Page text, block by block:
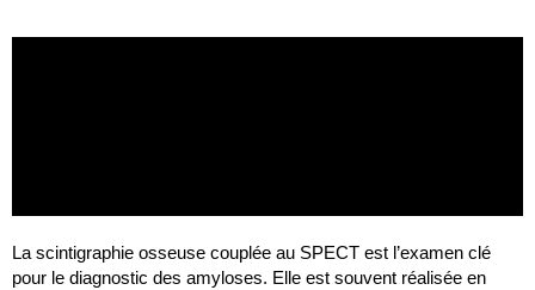
La scintigraphie osseuse couplée au SPECT est l’examen clé
pour le diagnostic des amyloses. Elle est souvent réalisée en